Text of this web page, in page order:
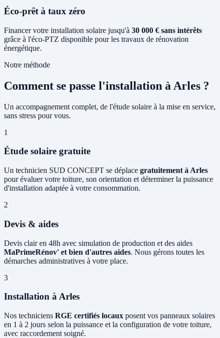
Éco-prêt à taux zéro
Financer votre installation solaire jusqu'à 30 000 € sans intérêts
grâce à l'éco-PTZ disponible pour les travaux de rénovation
énergétique.
Notre méthode
Comment se passe l'installation à Arles ?
Un accompagnement complet, de l'étude solaire à la mise en service,
sans stress pour vous.
1
Étude solaire gratuite
Un technicien SUD CONCEPT se déplace gratuitement à Arles
pour évaluer votre toiture, son orientation et déterminer la puissance
d'installation adaptée à votre consommation.
2
Devis & aides
Devis clair en 48h avec simulation de production et des aides
MaPrimeRénov' et bien d'autres aides. Nous gérons toutes les
démarches administratives à votre place.
3
Installation à Arles
Nos techniciens RGE certifiés locaux posent vos panneaux solaires
en 1 à 2 jours selon la puissance et la configuration de votre toiture,
avec raccordement soigné.